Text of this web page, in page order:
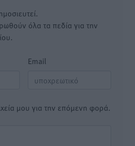
όλα τα πεδία για την
Email
μου για την επόμενη φορά.